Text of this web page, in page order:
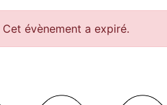
Cet évènement a expiré.